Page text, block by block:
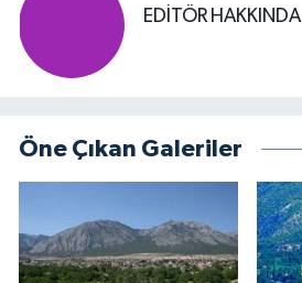
EDITÖR HAKKINDA
Öne Çıkan Galeriler